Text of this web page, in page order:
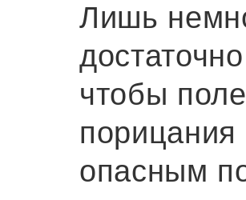
Лишь
чтобы
порицания
опасным